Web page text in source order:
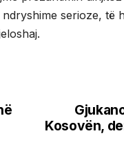
serioze, të
Kosovën,